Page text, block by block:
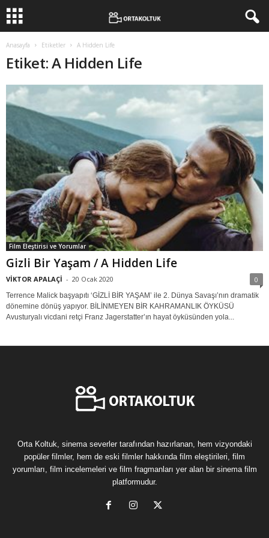
Anasayfa Etiketler A Hidden Life
Etiket: A Hidden Life
Film Eleştirisi ve Yorumlar
Gizli Bir Yaşam / A Hidden Life
VİKTOR APALAÇİ - 20 Ocak 2020 0
Terrence Malick başyapıtı ‘GİZLİ BİR YAŞAM’ ile 2. Dünya Savaşı’nın dramatik
dönemine dönüş yapıyor. BİLİNMEYEN BİR KAHRAMANLIK ÖYKÜSÜ
Avusturyalı vicdani retçi Franz Jagerstatter’ın hayat öyküsünden yola...
Orta Koltuk, sinema severler tarafından hazırlanan, hem vizyondaki
popüler filmler, hem de eski filmler hakkında film eleştirileri, film
yorumları, film incelemeleri ve film fragmanları yer alan bir sinema film
platformudur.